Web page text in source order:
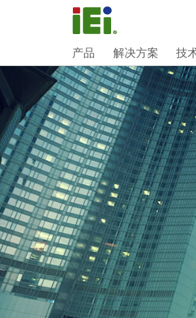
产品 解决方案 技